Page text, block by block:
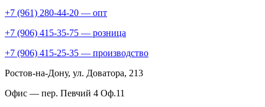
+7 (961) 280-44-20 — опт
+7 (906) 415-35-75 — розница
+7 (906) 415-25-35 — производство
Ростов-на-Дону, ул. Доватора, 213
Офис — пер. Певчий 4 Оф.11